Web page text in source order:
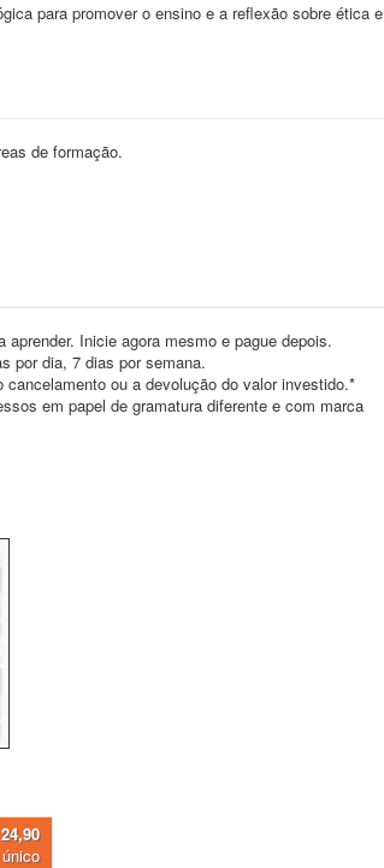
para promover o ensino e a reflexão sobre ética e
de formação.
Inicie agora mesmo e pague depois.
por dia, 7 dias por semana.
cancelamento ou a devolução do valor investido.*
em papel de gramatura diferente e com marca